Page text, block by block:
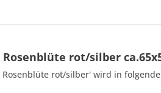
rot/silber
rot/silber' wird in